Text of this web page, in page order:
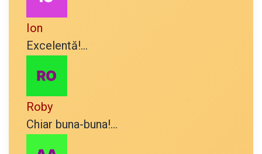
Ion
Excelentă!...
Roby
Chiar buna-buna!...